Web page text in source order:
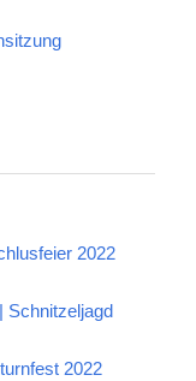
2022
Schnitzeljagd
2022